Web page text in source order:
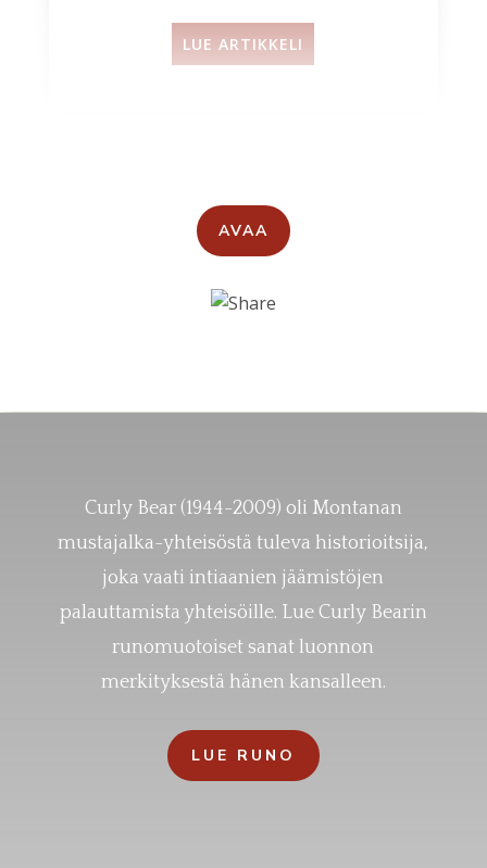
LUE ARTIKKELI
AVAA
Curly Bear (1944-2009) oli Montanan
mustajalka-yhteisöstä tuleva historioitsija,
joka vaati intiaanien jäämistöjen
palauttamista yhteisöille. Lue Curly Bearin
runomuotoiset sanat luonnon
merkityksestä hänen kansalleen.
LUE RUNO